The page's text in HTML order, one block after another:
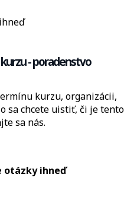
- poradenstvo
kurzu, organizácii,
sa chcete uistiť, či je tento
sa nás.
otázky ihneď